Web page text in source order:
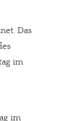
Das
im
im